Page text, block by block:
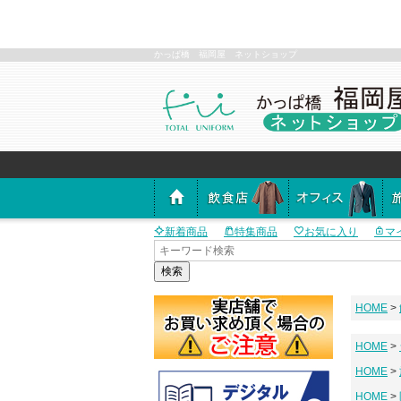
かっぱ橋 福岡屋 ネットショップ
新着商品 特集商品 お気に入り マ
検索
HOME
HOME
HOME
HOME